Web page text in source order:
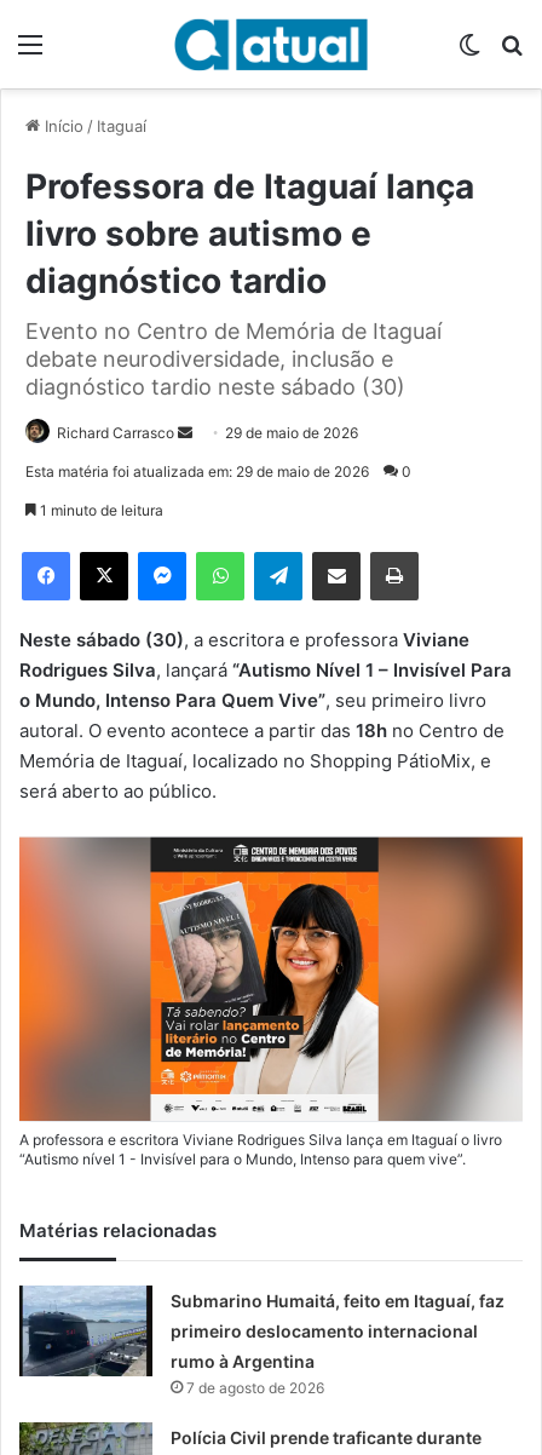
Início / Itaguaí
Professora de Itaguaí lança
livro sobre autismo e
diagnóstico tardio
Evento no Centro de Memória de Itaguaí
debate neurodiversidade, inclusão e
diagnóstico tardio neste sábado (30)
Richard Carrasco
e
m
e
-
m
a
i
29 de maio de 2026
Esta matéria foi atualizada em: 29 de maio de 2026 0
1 minuto de leitura
Telegram
Neste sábado (30), a escritora e professora Viviane
Rodrigues Silva, lançará “Autismo Nível 1 – Invisível Para
o Mundo, Intenso Para Quem Vive”, seu primeiro livro
autoral. O evento acontece a partir das 18h no Centro de
Memória de Itaguaí, localizado no Shopping PátioMix, e
será aberto ao público.
A professora e escritora Viviane Rodrigues Silva lança em Itaguaí o livro
“Autismo nível 1 - Invisível para o Mundo, Intenso para quem vive”.
Matérias relacionadas
Submarino Humaitá, feito em Itaguaí, faz
primeiro deslocamento internacional
rumo à Argentina
7 de agosto de 2026
Polícia Civil prende traficante durante